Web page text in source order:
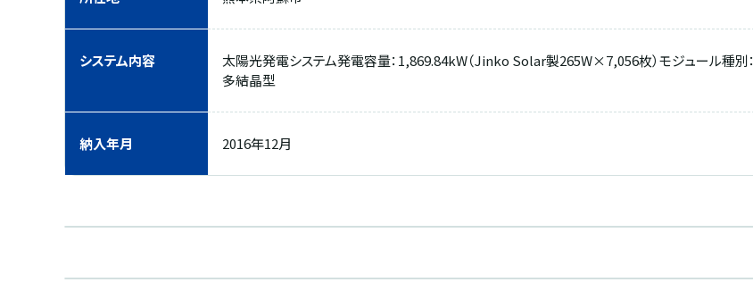
システム内容
太陽光発電システム発電容量：1,869.84kW（Jinko Solar製265W×7,056枚）モジュール種別：
多結晶型
納入年月 2016年12月